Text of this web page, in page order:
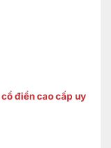
điển cao cấp uy